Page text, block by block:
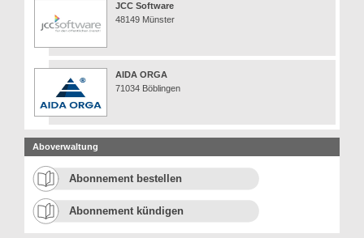
JCC Software
48149 Münster
AIDA ORGA
71034 Böblingen
Aboverwaltung
Abonnement bestellen
Abonnement kündigen